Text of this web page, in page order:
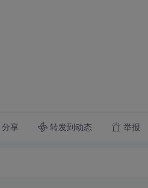
分享 转发到动态 举报